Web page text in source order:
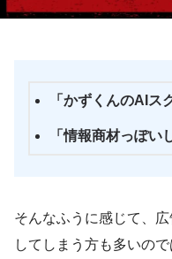
「かずくんのAIス
「情報商材っぽい
そんなふうに感じて、
してしまう方も多いので